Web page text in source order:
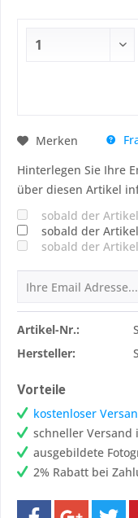
Merken
Hinterlegen Sie Ihre
über diesen Artikel
sobald der
sobald der Artikel
sobald der Artikel
Artikel-Nr.:
Hersteller:
Vorteile
kostenloser
schneller Versand
ausgebildete
2% Rabatt bei